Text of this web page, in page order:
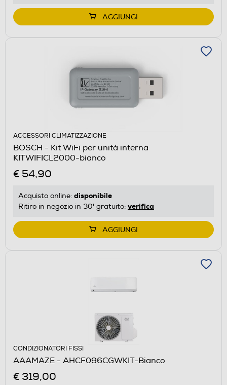
AGGIUNGI
ACCESSORI CLIMATIZZAZIONE
BOSCH - Kit WiFi per unità interna
KITWIFICL2000-bianco
€ 54,90
Acquisto online: disponibile
Ritiro in negozio in 30' gratuito: verifica
AGGIUNGI
CONDIZIONATORI FISSI
AAAMAZE - AHCF096CGWKIT-Bianco
€ 319,00